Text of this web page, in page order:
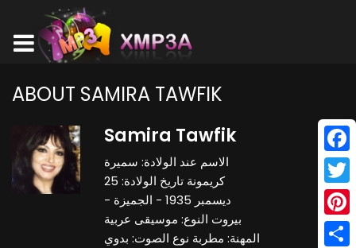
ABOUT SAMIRA TAWFIK
Samira Tawfik
الاسم عند الولادة: سميرة
كريمونة تاريخ الولادة: 25
ديسمبر 1935 - الجميزة -
بيروت النوع: موسيقى عربية
المهنة: مطربة نوع الصوت: بدوي